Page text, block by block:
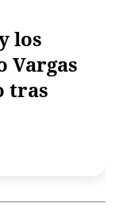
los
Vargas
tras